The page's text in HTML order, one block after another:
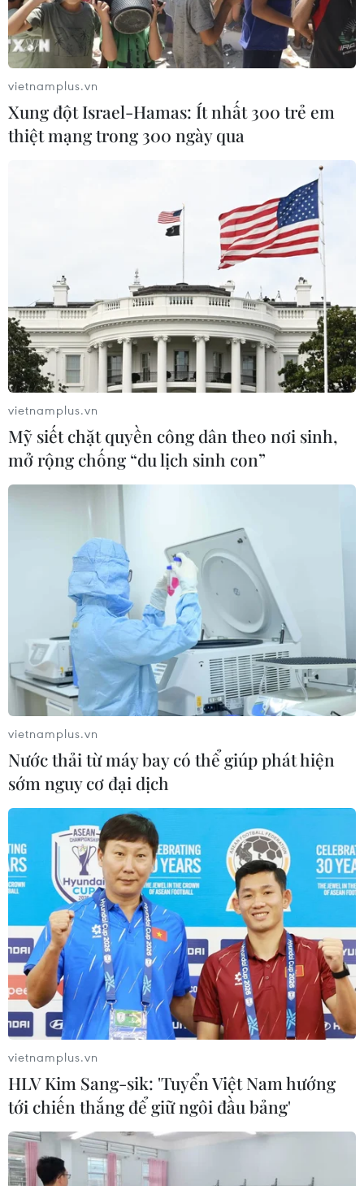
Chính phủ UAE thông qua một điều luật
mới về chống rửa tiền
Điều luật mới về chống rửa tiền và hỗ trợ tài chính cho
hoạt động khủng bố nhằm đưa luật pháp đến gần hơn
các tiêu chuẩn quốc tế, ngăn chặn các dòng tiền phi
pháp.
OPEC kêu gọi các chiến lược mới để cân
bằng thị trường dầu mỏ
12/11/2018 08:18
OPEC cho biết nguồn cung cấp dầu mỏ trên thế giới
trong năm tới sẽ vượt cầu, do vậy các nước xuất khẩu
dầu cần áp dụng những chiến lược mới trên cơ sở điều
chỉnh sản lượng.
Hàn Quốc và UAE đối thoại cấp cao về hợp
tác năng lượng hạt nhân
14/11/2018 04:31
Thứ trưởng Ngoại giao Hàn Quốc Lee Tae-ho và Bộ
vietnamplus.vn
Xung đột Israel-Hamas: Ít nhất 300 trẻ em
thiệt mạng trong 300 ngày qua
vietnamplus.vn
Mỹ siết chặt quyền công dân theo nơi sinh,
mở rộng chống “du lịch sinh con”
vietnamplus.vn
Nước thải từ máy bay có thể giúp phát hiện
sớm nguy cơ đại dịch
vietnamplus.vn
HLV Kim Sang-sik: 'Tuyển Việt Nam hướng
tới chiến thắng để giữ ngôi đầu bảng'